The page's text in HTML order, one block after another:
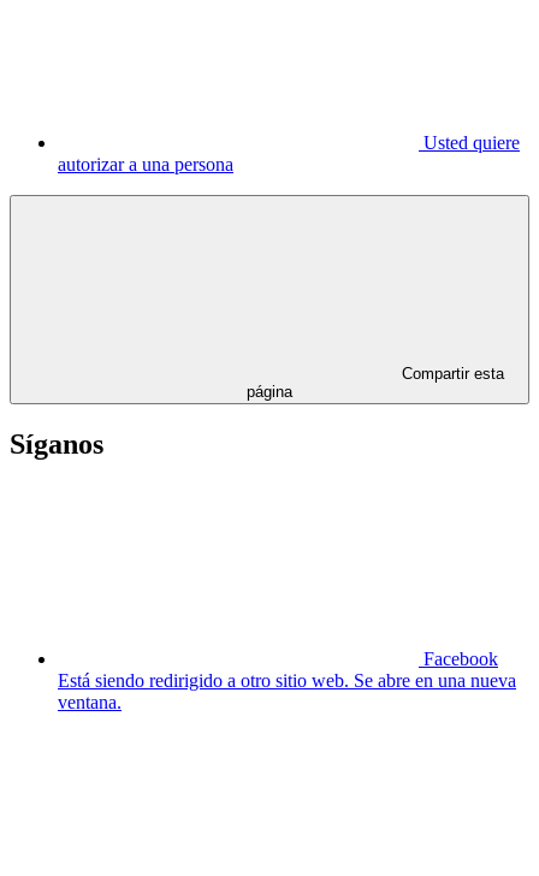
Usted quiere
autorizar a una persona
Compartir esta
página
Síganos
Facebook
Está siendo redirigido a otro sitio web. Se abre en una nueva
ventana.